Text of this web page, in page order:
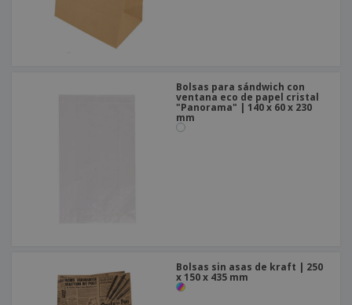
Bolsas para sándwich con
ventana eco de papel cristal
"Panorama" | 140 x 60 x 230
mm
Bolsas sin asas de kraft | 250
x 150 x 435 mm